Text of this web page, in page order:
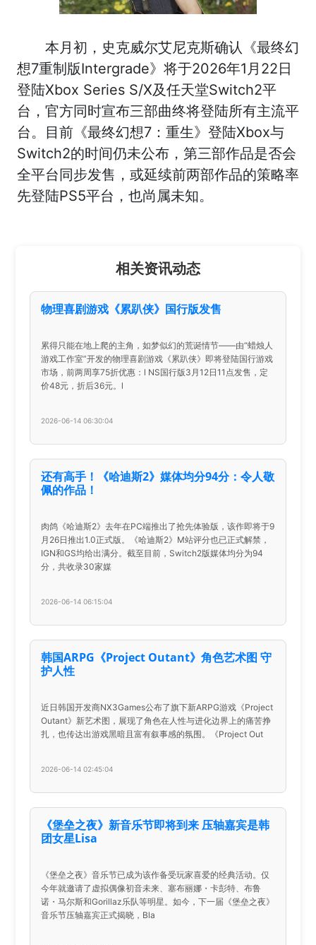
本月初，史克威尔艾尼克斯确认《最终幻
想7重制版Intergrade》将于2026年1月22日
登陆Xbox Series S/X及任天堂Switch2平
台，官方同时宣布三部曲终将登陆所有主流平
台。目前《最终幻想7：重生》登陆Xbox与
Switch2的时间仍未公布，第三部作品是否会
全平台同步发售，或延续前两部作品的策略率
先登陆PS5平台，也尚属未知。
相关资讯动态
物理喜剧游戏《累趴侠》国行版发售
累得只能在地上爬的主角，如梦似幻的荒诞情节——由“蜡烛人
游戏工作室”开发的物理喜剧游戏《累趴侠》即将登陆国行游戏
市场，前两周享75折优惠：l NS国行版3月12日11点发售，定
价48元，折后36元。l
2026-06-14 06:30:04
还有高手！《哈迪斯2》媒体均分94分：令人敬
佩的作品！
肉鸽《哈迪斯2》去年在PC端推出了抢先体验版，该作即将于9
月26日推出1.0正式版。《哈迪斯2》M站评分也已正式解禁，
IGN和GS均给出满分。截至目前，Switch2版媒体均分为94
分，共收录30家媒
2026-06-14 06:15:04
韩国ARPG《Project Outant》角色艺术图 守
护人性
近日韩国开发商NX3Games公布了旗下新ARPG游戏《Project
Outant》新艺术图，展现了角色在人性与进化边界上的痛苦挣
扎，也传达出游戏黑暗且富有叙事感的氛围。《Project Out
2026-06-14 02:45:04
《堡垒之夜》新音乐节即将到来 压轴嘉宾是韩
团女星Lisa
《堡垒之夜》音乐节已成为该作备受玩家喜爱的经典活动。仅
今年就邀请了虚拟偶像初音未来、塞布丽娜・卡彭特、布鲁
诺・马尔斯和Gorillaz乐队等明星。如今，下一届《堡垒之夜》
音乐节压轴嘉宾正式揭晓，Bla